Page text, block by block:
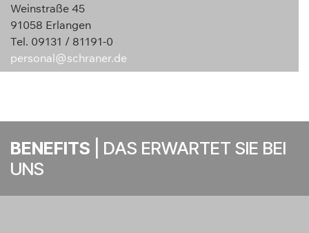
Weinstraße 45
91058 Erlangen
Tel. 09131 / 81191-0
personal@schraner.de
BENEFITS
| DAS ERWARTET SIE BEI
UNS